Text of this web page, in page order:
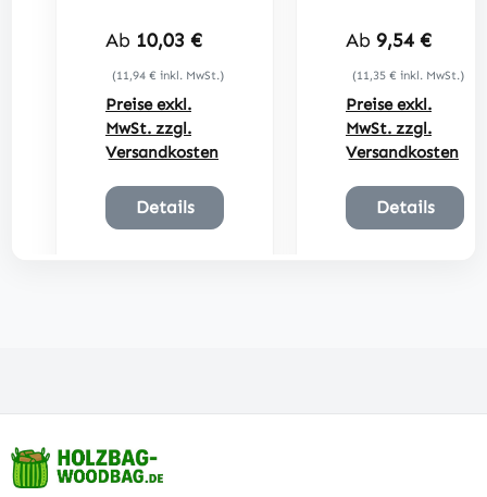
Regulärer Preis:
Ab 10,03 €
(11,94 € inkl. MwSt.)
Preise exkl.
MwSt. zzgl.
Versandkosten
Details
Regulärer Preis:
Ab 9,54 €
(11,35 € inkl. MwSt.)
Preise exkl.
MwSt. zzgl.
Versandkosten
Details